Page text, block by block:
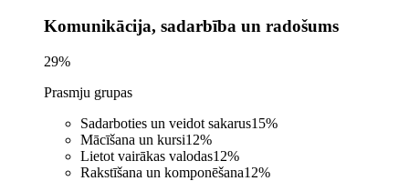
Komunikācija, sadarbība un radošums
29%
Prasmju grupas
Sadarboties un veidot sakarus15%
Mācīšana un kursi12%
Lietot vairākas valodas12%
Rakstīšana un komponēšana12%